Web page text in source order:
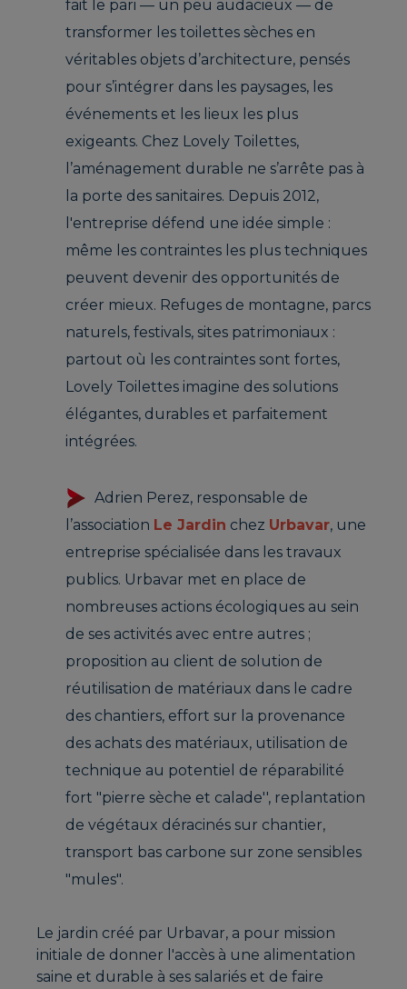
fait le pari — un peu audacieux — de
transformer les toilettes sèches en
véritables objets d’architecture, pensés
pour s’intégrer dans les paysages, les
événements et les lieux les plus
exigeants. Chez Lovely Toilettes,
l’aménagement durable ne s’arrête pas à
la porte des sanitaires. Depuis 2012,
l'entreprise défend une idée simple :
même les contraintes les plus techniques
peuvent devenir des opportunités de
créer mieux. Refuges de montagne, parcs
naturels, festivals, sites patrimoniaux :
partout où les contraintes sont fortes,
Lovely Toilettes imagine des solutions
élégantes, durables et parfaitement
intégrées.
Adrien Perez, responsable de
l’association Le Jardin chez Urbavar, une
entreprise spécialisée dans les travaux
publics. Urbavar met en place de
nombreuses actions écologiques au sein
de ses activités avec entre autres ;
proposition au client de solution de
réutilisation de matériaux dans le cadre
des chantiers, effort sur la provenance
des achats des matériaux, utilisation de
technique au potentiel de réparabilité
fort "pierre sèche et calade'', replantation
de végétaux déracinés sur chantier,
transport bas carbone sur zone sensibles
"mules".
Le jardin créé par Urbavar, a pour mission
initiale de donner l'accès à une alimentation
saine et durable à ses salariés et de faire